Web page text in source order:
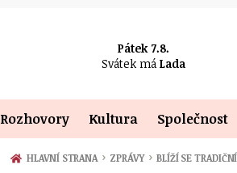
Pátek 7.8.
Svátek má Lada
Rozhovory Kultura Společnost
HLAVNÍ STRANA › ZPRÁVY › BLÍŽÍ SE